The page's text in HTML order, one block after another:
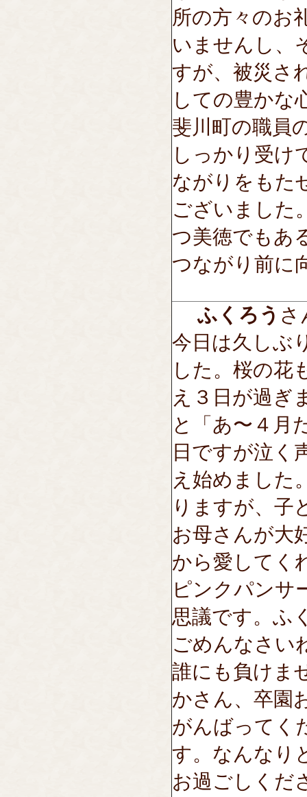
所の方々のお
いませんし、
すが、被災さ
しての豊かな
斐川町の職員
しっかり受け
ながりをもた
ございました
つ美徳でもあ
つながり前に
ふくろう さ
今日は久しぶ
した。桜の花
え３日が過ぎ
と「あ〜４月
日ですが泣く
え始めました
りますが、子
お母さんが大
から愛してく
ピンクパンサ
思議です。ふ
ごめんなさい
誰にも負けま
かさん、卒園
がんばってく
す。なんなり
お過ごしくだ